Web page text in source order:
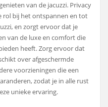
van de jacuzzi. Privacy
rol bij het ontspannen en tot
en zorgt ervoor dat je
van de luxe en comfort die
heeft. Zorg ervoor dat
over afgeschermde
voorzieningen die een
zodat je in alle rust
unieke ervaring.